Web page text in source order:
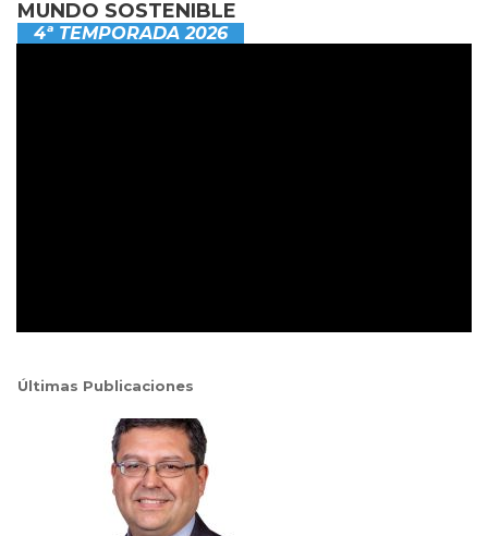
MUNDO SOSTENIBLE
4ª TEMPORADA 2026
Últimas Publicaciones